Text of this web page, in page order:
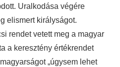
Uralkodása végére
elismert királyságot.
rendet vetett meg a magyar
a keresztény értékrendet
„úgysem lehet